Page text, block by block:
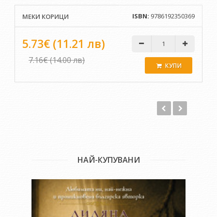
извършителите на терористичния акт – наемникът Варгас
и Омар Халим.
Как би реагирал човек при подобна ситуация? Би ли се
скрил и изчакал помощ? Или би постъпил като Валко, който
разбира, че животът на племенницата му е застрашен и
затова тръгва да я спаси. Докато останалите граждани са
беззащитни жертви, той става хищник, маскиран в кожата
на жертва. Спасява много човешки животи, превръщайки
МЕКИ КОРИЦИ ISBN: 9786192350369
5.73€ (11.21 лв)
7.16€ (14.00 лв)
КУПИ
НАЙ-КУПУВАНИ